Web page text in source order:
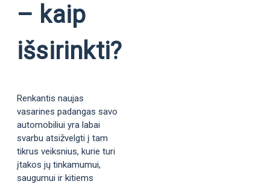
– kaip
išsirinkti?
Renkantis naujas
vasarines padangas savo
automobiliui yra labai
svarbu atsižvelgti į tam
tikrus veiksnius, kurie turi
įtakos jų tinkamumui,
saugumui ir kitiems